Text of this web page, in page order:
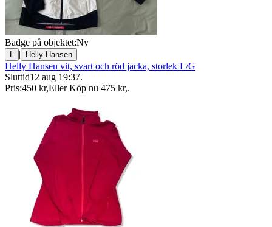
Badge på objektet:Ny
L | Helly Hansen
Helly Hansen vit, svart och röd jacka, storlek L/G
Sluttid12 aug 19:37.
Pris:450 kr,Eller Köp nu 475 kr,.